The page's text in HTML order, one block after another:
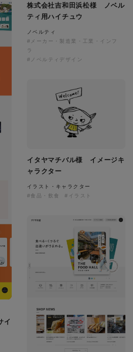
イ
株式会社吉和田浜松様 ノベル
ティ用ハイチュウ
ノベルティ
#メーカー・製造業・工業・インフ
ラ
#ノベルティデザイン
イタヤマチバル様 イメージキ
ャラクター
イラスト・キャラクター
#食品・飲食
#イラスト